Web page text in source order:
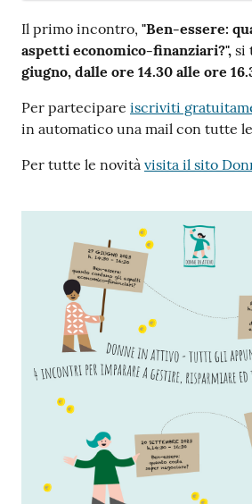
Il primo incontro, "Ben-essere:
aspetti economico-finanziari?", si
giugno, dalle ore 14.30 alle ore
Per partecipare iscriviti
in automatico una mail con tutte
Per tutte le novità visita il sito